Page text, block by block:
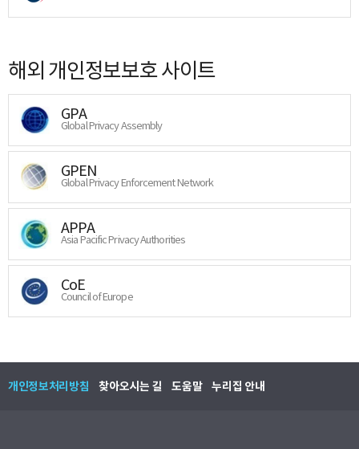
해외 개인정보보호 사이트
GPA
Global Privacy Assembly
GPEN
Global Privacy Enforcement Network
APPA
Asia Pacific Privacy Authorities
CoE
Council of Europe
개인정보처리방침 찾아오시는 길 도움말 누리집 안내